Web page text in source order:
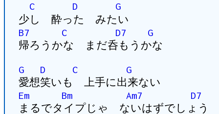
C D
G
少し 酔った みたい
B7
C D7
G
帰ろうかな まだ呑もうかな
G D C
G
愛想笑いも 上手に出来ない
Em
Bm Am7
D7
まるでタイプじゃ ないはずでしょう